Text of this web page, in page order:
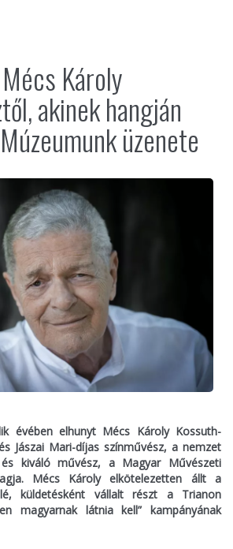
Károly
akinek hangján
üzenete
évében elhunyt Mécs Károly Kossuth-
Jászai Mari-díjas színművész, a nemzet
kiváló művész, a Magyar Művészeti
Mécs Károly elkötelezetten állt a
küldetésként vállalt részt a Trianon
magyarnak látnia kell” kampányának